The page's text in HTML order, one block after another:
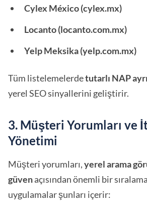
Cylex México (cylex.mx)
Locanto (locanto.com.mx)
Yelp Meksika (yelp.com.mx)
Tüm listelemelerdetutarlı NAP
yerel SEO sinyallerini geliştirir.
3. Müşteri Yorumları ve
Yönetimi
Müşteri yorumları,yerel arama
güvenaçısından önemli bir
uygulamalar şunları içerir: